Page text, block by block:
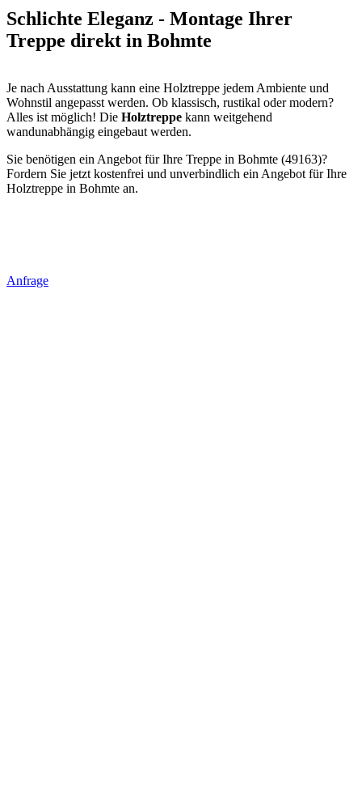
Schlichte Eleganz - Montage Ihrer
Treppe direkt in Bohmte
Je nach Ausstattung kann eine Holztreppe jedem Ambiente und
Wohnstil angepasst werden. Ob klassisch, rustikal oder modern?
Alles ist möglich! Die Holztreppe kann weitgehend
wandunabhängig eingebaut werden.
Sie benötigen ein Angebot für Ihre Treppe in Bohmte (49163)?
Fordern Sie jetzt kostenfrei und unverbindlich ein Angebot für Ihre
Holztreppe in Bohmte an.
Anfrage